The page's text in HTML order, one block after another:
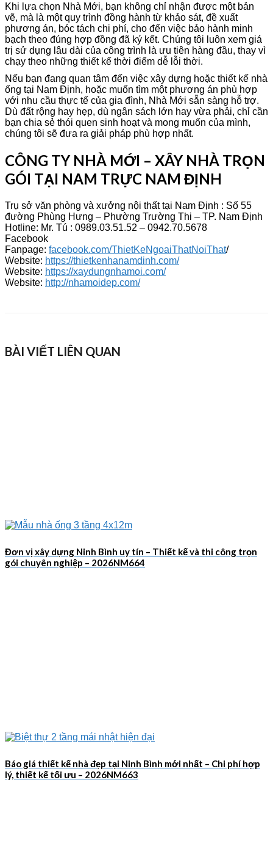
Khi lựa chọn Nhà Mới, bạn không chỉ nhận được một bản
vẽ, mà là một quy trình đồng hành từ khảo sát, đề xuất
phương án, bóc tách chi phí, cho đến việc bảo hành minh
bạch theo đúng hợp đồng đã ký kết. Chúng tôi luôn xem giá
trị sử dụng lâu dài của công trình là ưu tiên hàng đầu, thay vì
chạy theo những thiết kế thời điểm dễ lỗi thời.
Nếu bạn đang quan tâm đến việc xây dựng hoặc thiết kế nhà
ống tại Nam Định, hoặc muốn tìm một phương án phù hợp
với nhu cầu thực tế của gia đình, Nhà Mới sẵn sàng hỗ trợ.
Dù đất rộng hay hẹp, dù ngân sách lớn hay vừa phải, chỉ cần
bạn chia sẻ thói quen sinh hoạt và mong muốn của mình,
chúng tôi sẽ đưa ra giải pháp phù hợp nhất.
CÔNG TY NHÀ MỚI – XÂY NHÀ TRỌN
GÓI TẠI NAM TRỰC NAM ĐỊNH
Trụ sở văn phòng và xưởng nội thất tại Nam Định : Số 55
đường Phùng Hưng – Phường Trường Thi – TP. Nam Định
Hotline: Mr. Tú : 0989.03.51.52 – 0942.70.5678
Facebook
Fanpage: facebook.com/ThietKeNgoaiThatNoiThat/
Website: https://thietkenhanamdinh.com/
Website: https://xaydungnhamoi.com/
Website: http://nhamoidep.com/
BÀI VIẾT LIÊN QUAN
Đơn vị xây dựng Ninh Bình uy tín – Thiết kế và thi công trọn
gói chuyên nghiệp – 2026NM664
Báo giá thiết kế nhà đẹp tại Ninh Bình mới nhất – Chi phí hợp
lý, thiết kế tối ưu – 2026NM663